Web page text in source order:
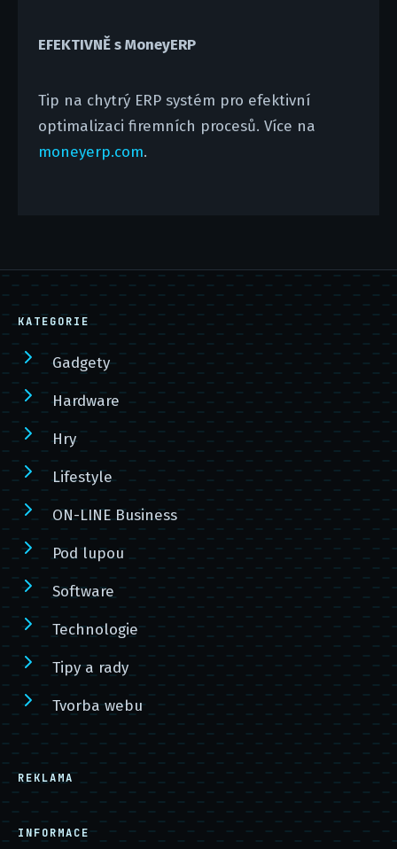
EFEKTIVNĚ s MoneyERP
Tip na chytrý ERP systém pro efektivní
optimalizaci firemních procesů. Více na
moneyerp.com.
KATEGORIE
Gadgety
Hardware
Hry
Lifestyle
ON-LINE Business
Pod lupou
Software
Technologie
Tipy a rady
Tvorba webu
REKLAMA
INFORMACE